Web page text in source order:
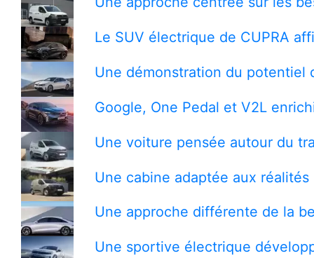
Le SUV électrique de CUPRA
Une démonstration du potentiel
Google, One Pedal et V2L
Une voiture pensée autour du
Une cabine adaptée aux réalités
Une approche différente de la
Une sportive électrique